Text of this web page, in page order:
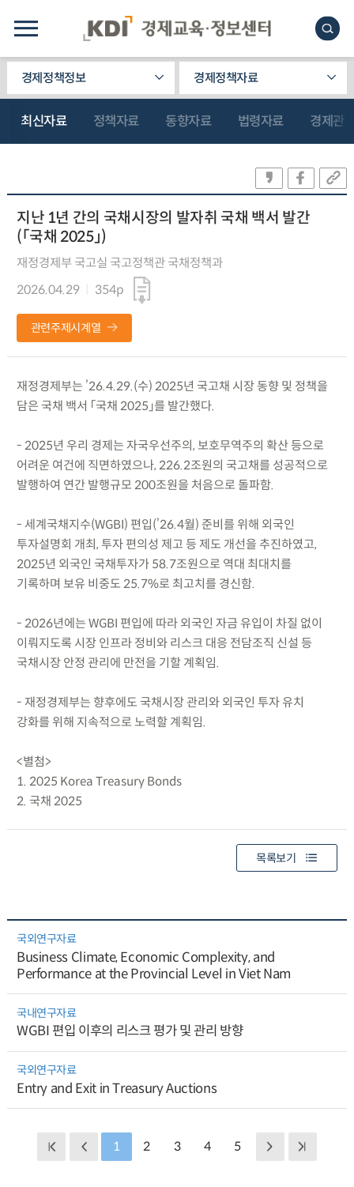
경제정책정보 경제정책자료
최신자료 정책자료 동향자료 법령자료 경제관
지난 1년 간의 국채시장의 발자취 국채 백서 발간
(「국채 2025」)
재정경제부 국고실 국고정책관 국채정책과
2026.04.29
354p
관련주제시계열
재정경제부는 ’26.4.29.(수) 2025년 국고채 시장 동향 및 정책을
담은 국채 백서 「국채 2025」를 발간했다.
- 2025년 우리 경제는 자국우선주의, 보호무역주의 확산 등으로
어려운 여건에 직면하였으나, 226.2조원의 국고채를 성공적으로
발행하여 연간 발행규모 200조원을 처음으로 돌파함.
- 세계국채지수(WGBI) 편입(’26.4월) 준비를 위해 외국인
투자설명회 개최, 투자 편의성 제고 등 제도 개선을 추진하였고,
2025년 외국인 국채투자가 58.7조원으로 역대 최대치를
기록하며 보유 비중도 25.7%로 최고치를 경신함.
- 2026년에는 WGBI 편입에 따라 외국인 자금 유입이 차질 없이
이뤄지도록 시장 인프라 정비와 리스크 대응 전담조직 신설 등
국채시장 안정 관리에 만전을 기할 계획임.
- 재정경제부는 향후에도 국채시장 관리와 외국인 투자 유치
강화를 위해 지속적으로 노력할 계획임.
<별첨>
1. 2025 Korea Treasury Bonds
2. 국채 2025
목록보기
국외연구자료
Business Climate, Economic Complexity, and
Performance at the Provincial Level in Viet Nam
국내연구자료
WGBI 편입 이후의 리스크 평가 및 관리 방향
국외연구자료
Entry and Exit in Treasury Auctions
1 2 3 4 5